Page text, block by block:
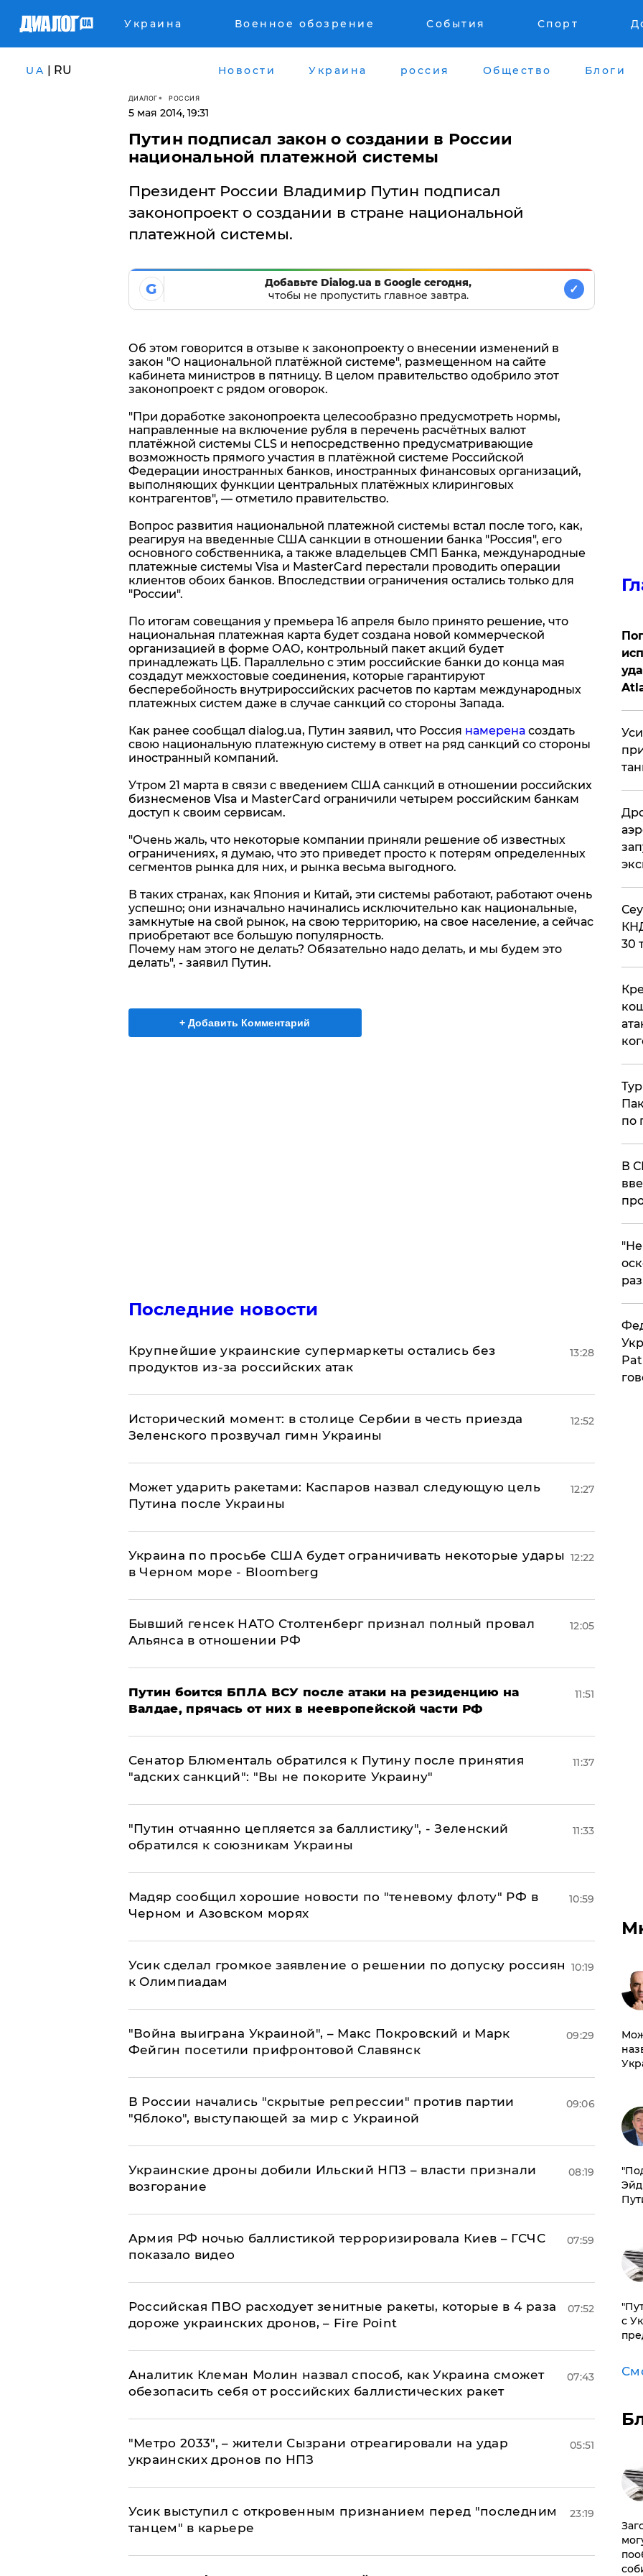
Украина Военное обозрение События Спорт
UA | RU Новости Украина россия Общество Блоги
ДИАЛОГ РОССИЯ
5 мая 2014, 19:31
Путин подписал закон о создании в России
национальной платежной системы
Президент России Владимир Путин подписал
законопроект о создании в стране национальной
платежной системы.
G
Добавьте Dialog.ua в Google сегодня,
чтобы не пропустить главное завтра.
✓
Об этом говорится в отзыве к законопроекту о внесении изменений в
закон "О национальной платёжной системе", размещенном на сайте
кабинета министров в пятницу. В целом правительство одобрило этот
законопроект с рядом оговорок.
"При доработке законопроекта целесообразно предусмотреть нормы,
направленные на включение рубля в перечень расчётных валют
платёжной системы CLS и непосредственно предусматривающие
возможность прямого участия в платёжной системе Российской
Федерации иностранных банков, иностранных финансовых организаций,
выполняющих функции центральных платёжных клиринговых
контрагентов", — отметило правительство.
Вопрос развития национальной платежной системы встал после того, как,
реагируя на введенные США санкции в отношении банка "Россия", его
основного собственника, а также владельцев СМП Банка, международные
платежные системы Visa и MasterCard перестали проводить операции
клиентов обоих банков. Впоследствии ограничения остались только для
"России".
По итогам совещания у премьера 16 апреля было принято решение, что
национальная платежная карта будет создана новой коммерческой
организацией в форме ОАО, контрольный пакет акций будет
принадлежать ЦБ. Параллельно с этим российские банки до конца мая
создадут межхостовые соединения, которые гарантируют
бесперебойность внутрироссийских расчетов по картам международных
платежных систем даже в случае санкций со стороны Запада.
Как ранее сообщал dialog.ua, Путин заявил, что Россия намерена создать
свою национальную платежную систему в ответ на ряд санкций со стороны
иностранный компаний.
Утром 21 марта в связи с введением США санкций в отношении российских
бизнесменов Visa и MasterCard ограничили четырем российским банкам
доступ к своим сервисам.
"Очень жаль, что некоторые компании приняли решение об известных
ограничениях, я думаю, что это приведет просто к потерям определенных
сегментов рынка для них, и рынка весьма выгодного.
В таких странах, как Япония и Китай, эти системы работают, работают очень
успешно; они изначально начинались исключительно как национальные,
замкнутые на свой рынок, на свою территорию, на свое население, а сейчас
приобретают все большую популярность.
Почему нам этого не делать? Обязательно надо делать, и мы будем это
делать", - заявил Путин.
+ Добавить Комментарий
Последние новости
Крупнейшие украинские супермаркеты остались без
продуктов из-за российских атак
13:28
Исторический момент: в столице Сербии в честь приезда
Зеленского прозвучал гимн Украины
12:52
Может ударить ракетами: Каспаров назвал следующую цель
Путина после Украины
12:27
Украина по просьбе США будет ограничивать некоторые удары
в Черном море - Bloomberg
12:22
Бывший генсек НАТО Столтенберг признал полный провал
Альянса в отношении РФ
12:05
Путин боится БПЛА ВСУ после атаки на резиденцию на
Валдае, прячась от них в неевропейской части РФ
11:51
Сенатор Блюменталь обратился к Путину после принятия
"адских санкций": "Вы не покорите Украину"
11:37
"Путин отчаянно цепляется за баллистику", - Зеленский
обратился к союзникам Украины
11:33
Мадяр сообщил хорошие новости по "теневому флоту" РФ в
Черном и Азовском морях
10:59
Усик сделал громкое заявление о решении по допуску россиян
к Олимпиадам
10:19
"Война выиграна Украиной", – Макс Покровский и Марк
Фейгин посетили прифронтовой Славянск
09:29
В России начались "скрытые репрессии" против партии
"Яблоко", выступающей за мир с Украиной
09:06
Украинские дроны добили Ильский НПЗ – власти признали
возгорание
08:19
Армия РФ ночью баллистикой терроризировала Киев – ГСЧС
показало видео
07:59
Российская ПВО расходует зенитные ракеты, которые в 4 раза
дороже украинских дронов, – Fire Point
07:52
Аналитик Клеман Молин назвал способ, как Украина сможет
обезопасить себя от российских баллистических ракет
07:43
"Метро 2033", – жители Сызрани отреагировали на удар
украинских дронов по НПЗ
05:51
Усик выступил с откровенным признанием перед "последним
танцем" в карьере
23:19
30
по
В
с